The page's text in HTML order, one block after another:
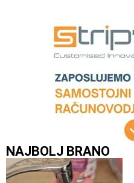
NAJBOLJ BRANO